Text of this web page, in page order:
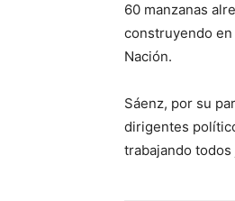
60 manzanas
construyendo
Nación.
Sáenz, por su
dirigentes
trabajando